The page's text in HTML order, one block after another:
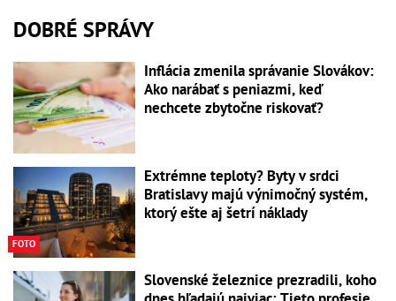
DOBRÉ SPRÁVY
Inflácia zmenila správanie Slovákov:
Ako narábať s peniazmi, keď
nechcete zbytočne riskovať?
FOTO
Extrémne teploty? Byty v srdci
Bratislavy majú výnimočný systém,
ktorý ešte aj šetrí náklady
Slovenské železnice prezradili, koho